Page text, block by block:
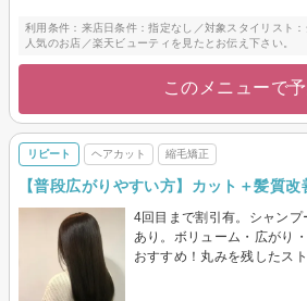
利用条件：来店日条件：指定なし／対象スタイリスト
人気のお店／楽天ビューティを見たとお伝え下さい。
このメニューで
リピート ヘアカット 縮毛矯正
【普段広がりやすい方】カット＋髪質
4回目まで割引有。シャン
あり。ボリューム・広がり
おすすめ！丸みを残したスト